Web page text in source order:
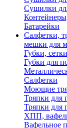
Сушилки
Батарейки
Салфетки,
мешки для
Губки,
Губки для
Салфетки
Моющие
Тряпки для
Тряпки для
ХПП,
Вафельное